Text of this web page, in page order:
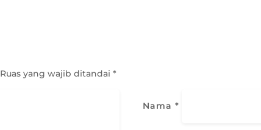
Ruas yang wajib ditandai*
Nama *